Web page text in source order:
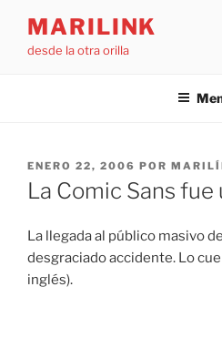
contenido
MARILINK
desde la otra orilla
PUBLICADO
EL
ENERO 22, 2006 POR
La Comic Sans
La llegada al público masivo
desgraciado accidente. Lo
inglés).